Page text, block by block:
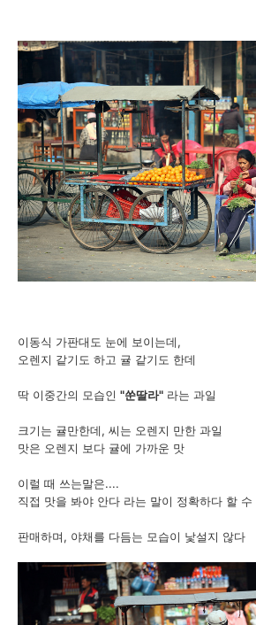
이동식 가판대도 눈에 보이는데,
오렌지 같기도 하고 귤 같기도 한데
딱 이중간의 모습인 "쑨딸라" 라는 과일
크기는 귤만한데, 씨는 오렌지 만한 과일
맛은 오렌지 보다 귤에 가까운 맛
이럴 때 쓰는말은....
직접 맛을 봐야 안다 라는 말이 정확하다 할 수
판매하며, 야채를 다듬는 모습이 낯설지 않다